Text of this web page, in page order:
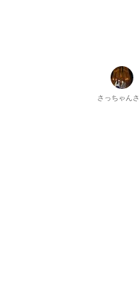
さっちゃん